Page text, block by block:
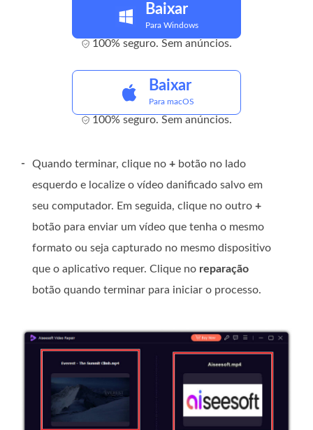
Baixar
Para Windows
100% seguro. Sem anúncios.
Baixar
Para macOS
100% seguro. Sem anúncios.
- Quando terminar, clique no + botão no lado
esquerdo e localize o vídeo danificado salvo em
seu computador. Em seguida, clique no outro +
botão para enviar um vídeo que tenha o mesmo
formato ou seja capturado no mesmo dispositivo
que o aplicativo requer. Clique no reparação
botão quando terminar para iniciar o processo.